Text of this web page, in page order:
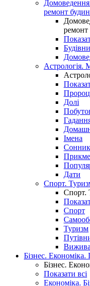
ремонт
ремонт
Астрологія.
Долі
Імена
Дати
Спорт.
Спорт.
Спорт
Туризм
Бізнес. Економіка.
Бізнес.
Показати всі
Економіка.